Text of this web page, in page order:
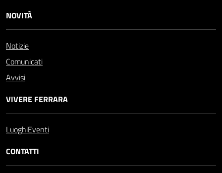
NOVITÀ
Notizie
Comunicati
Avvisi
VIVERE FERRARA
LuoghiEventi
CONTATTI